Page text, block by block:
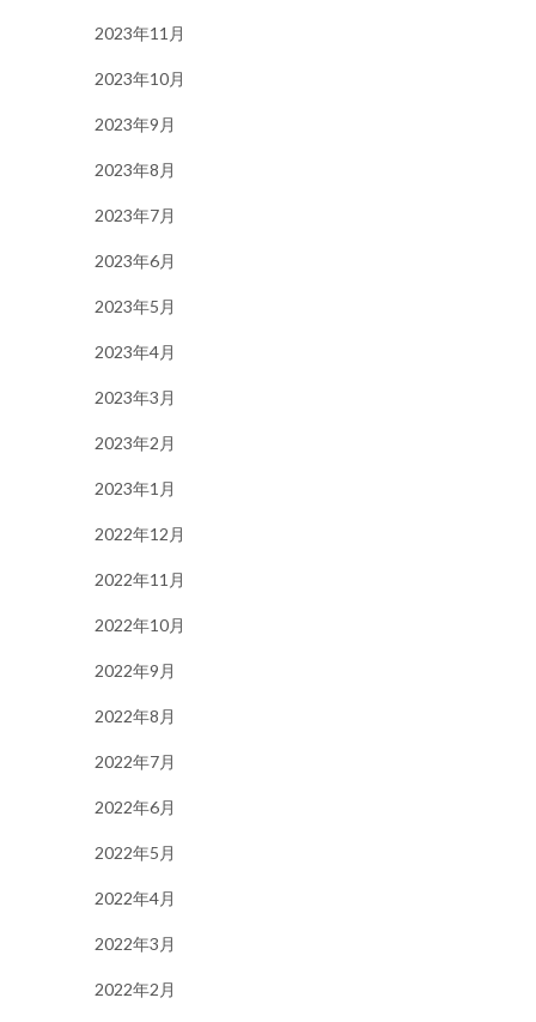
2023年11月
2023年10月
2023年9月
2023年8月
2023年7月
2023年6月
2023年5月
2023年4月
2023年3月
2023年2月
2023年1月
2022年12月
2022年11月
2022年10月
2022年9月
2022年8月
2022年7月
2022年6月
2022年5月
2022年4月
2022年3月
2022年2月